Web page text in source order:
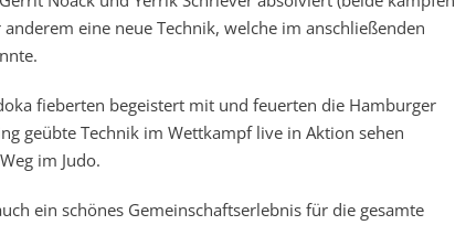
eine neue Technik, welche im anschließenden
fieberten begeistert mit und feuerten die Hamburger
geübte Technik im Wettkampf live in Aktion sehen
im Judo.
ein schönes Gemeinschaftserlebnis für die gesamte